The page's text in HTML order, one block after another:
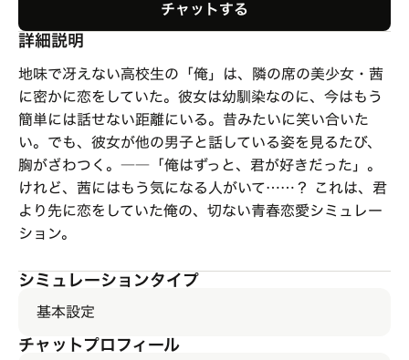
チャットする
詳細説明
地味で冴えない高校生の「俺」は、隣の席の美少女・茜
に密かに恋をしていた。彼女は幼馴染なのに、今はもう
簡単には話せない距離にいる。昔みたいに笑い合いた
い。でも、彼女が他の男子と話している姿を見るたび、
胸がざわつく。――「俺はずっと、君が好きだった」。
けれど、茜にはもう気になる人がいて……？ これは、君
より先に恋をしていた俺の、切ない青春恋愛シミュレー
ション。
シミュレーションタイプ
基本設定
チャットプロフィール